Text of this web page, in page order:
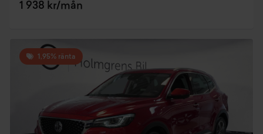
1 938 kr/mån
1,95% ränta